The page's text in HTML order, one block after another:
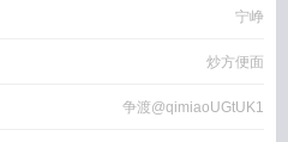
宁峥
炒方便面
争渡@qimiaoUGtUK1